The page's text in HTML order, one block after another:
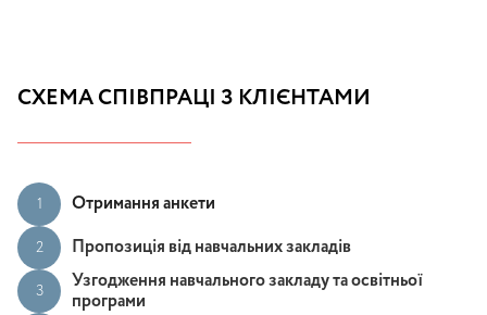
СХЕМА СПІВПРАЦІ З КЛІЄНТАМИ
3
Узгодження навчального закладу та освітньої
програми
2 Пропозиція від навчальних закладів
1 Отримання анкети